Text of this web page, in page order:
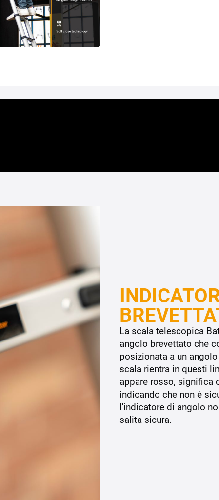
La scala telescopica
angolo brevettato che
posizionata a un
scala rientra in questi
appare rosso, significa
indicando che non è
l'indicatore di angolo
salita sicura.